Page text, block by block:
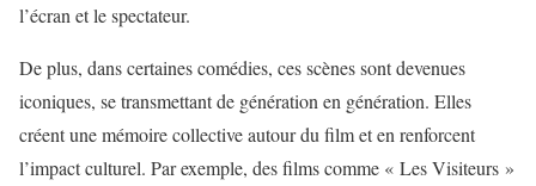
l’écran et le spectateur.
De plus, dans certaines comédies, ces scènes sont devenues
iconiques, se transmettant de génération en génération. Elles
créent une mémoire collective autour du film et en renforcent
l’impact culturel. Par exemple, des films comme « Les Visiteurs »